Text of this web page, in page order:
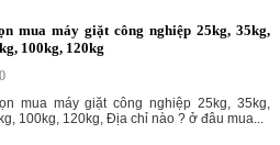
mua máy giặt công nghiệp 25kg, 35kg,
100kg, 120kg
mua máy giặt công nghiệp 25kg, 35kg,
100kg, 120kg, Địa chỉ nào ? ở đâu mua...